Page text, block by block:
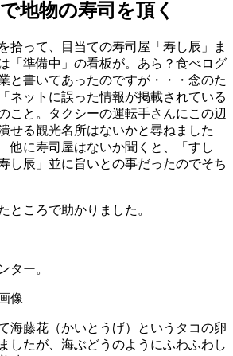
地物の寿司を頂く
拾って、目当ての寿司屋「寿し辰」ま
「準備中」の看板が。あら？食べログ
と書いてあったのですが・・・念のた
ネットに誤った情報が掲載されている
こと。タクシーの運転手さんにこの辺
せる観光名所はないかと尋ねました
に寿司屋はないか聞くと、「すし
し辰」並に旨いとの事だったのでそち
ところで助かりました。
ター。
海藤花（かいとうげ）というタコの卵
したが、海ぶどうのようにふわふわし